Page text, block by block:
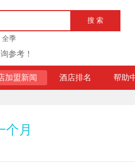
全季
参考！
加盟新闻 酒店排名 帮助
个月